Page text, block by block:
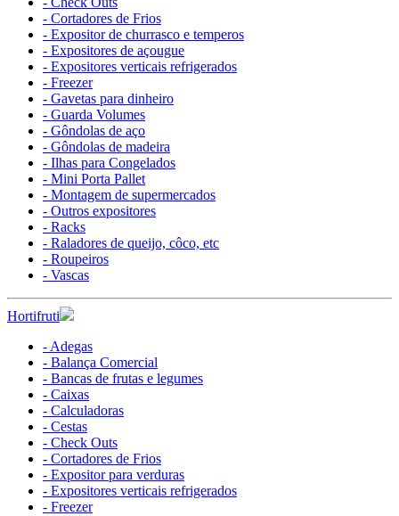
- Cortadores de Frios
- Expositor de churrasco e temperos
- Expositores de açougue
- Expositores verticais refrigerados
- Freezer
- Gavetas para dinheiro
- Guarda Volumes
- Gôndolas de aço
- Gôndolas de madeira
- Ilhas para Congelados
- Mini Porta Pallet
- Montagem de supermercados
- Outros expositores
- Racks
- Raladores de queijo, côco, etc
- Roupeiros
- Vascas
Hortifruti
- Adegas
- Balança Comercial
- Bancas de frutas e legumes
- Caixas
- Calculadoras
- Cestas
- Check Outs
- Cortadores de Frios
- Expositor para verduras
- Expositores verticais refrigerados
- Freezer